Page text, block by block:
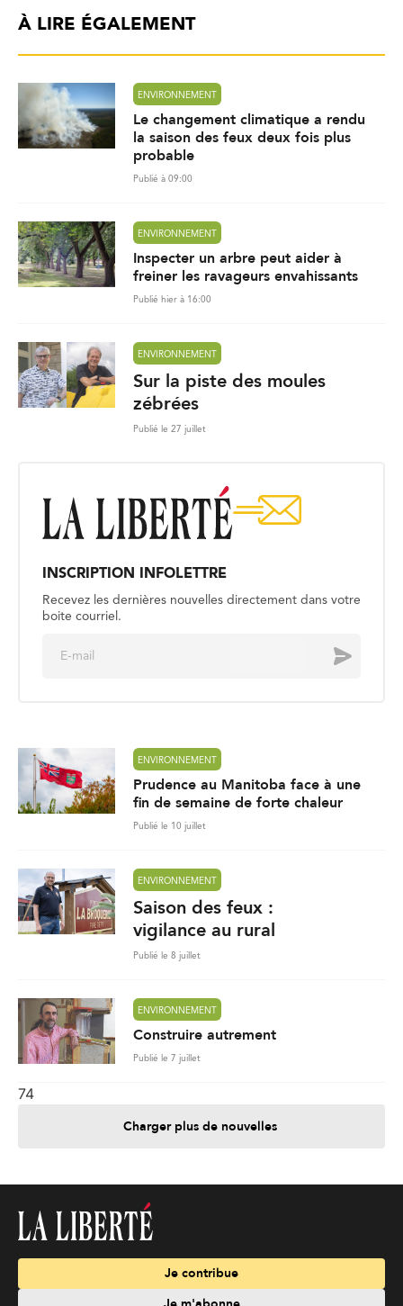
À LIRE ÉGALEMENT
ENVIRONNEMENT
Le changement climatique a rendu
la saison des feux deux fois plus
probable
Publié à 09:00
ENVIRONNEMENT
Inspecter un arbre peut aider à
freiner les ravageurs envahissants
Publié hier à 16:00
ENVIRONNEMENT
Sur la piste des moules
zébrées
Publié le 27 juillet
INSCRIPTION INFOLETTRE
Recevez les dernières nouvelles directement dans votre
boite courriel.
Envoyer
ENVIRONNEMENT
Prudence au Manitoba face à une
fin de semaine de forte chaleur
Publié le 10 juillet
ENVIRONNEMENT
Saison des feux :
vigilance au rural
Publié le 8 juillet
ENVIRONNEMENT
Construire autrement
Publié le 7 juillet
74
Charger plus de nouvelles
Je contribue